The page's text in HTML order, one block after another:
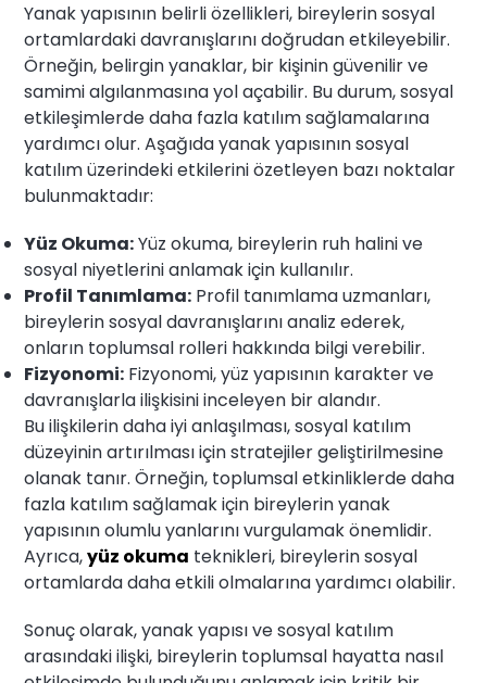
Yanak yapısının belirli özellikleri, bireylerin sosyal
ortamlardaki davranışlarını doğrudan etkileyebilir.
Örneğin, belirgin yanaklar, bir kişinin güvenilir ve
samimi algılanmasına yol açabilir. Bu durum, sosyal
etkileşimlerde daha fazla katılım sağlamalarına
yardımcı olur. Aşağıda yanak yapısının sosyal
katılım üzerindeki etkilerini özetleyen bazı noktalar
bulunmaktadır:
Yüz Okuma:Yüz okuma, bireylerin ruh halini ve
sosyal niyetlerini anlamak için kullanılır.
Profil Tanımlama: Profil tanımlama uzmanları,
bireylerin sosyal davranışlarını analiz ederek,
onların toplumsal rolleri hakkında bilgi verebilir.
Fizyonomi: Fizyonomi, yüz yapısının karakter ve
davranışlarla ilişkisini inceleyen bir alandır.
Bu ilişkilerin daha iyi anlaşılması, sosyal katılım
düzeyinin artırılması için stratejiler geliştirilmesine
olanak tanır. Örneğin, toplumsal etkinliklerde daha
fazla katılım sağlamak için bireylerin yanak
yapısının olumlu yanlarını vurgulamak önemlidir.
Ayrıca,yüz okuma teknikleri, bireylerin sosyal
ortamlarda daha etkili olmalarına yardımcı olabilir.
Sonuç olarak, yanak yapısı ve sosyal katılım
arasındaki ilişki, bireylerin toplumsal hayatta nasıl